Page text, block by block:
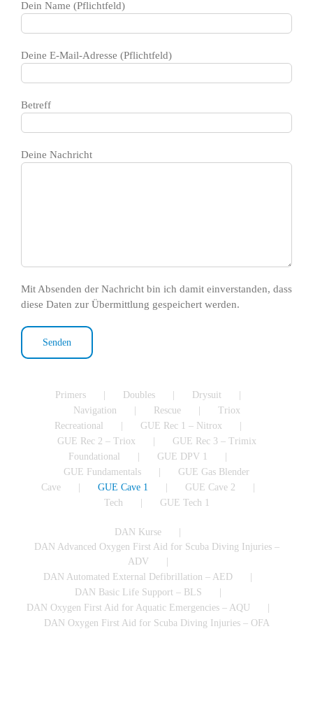
Dein Name (Pflichtfeld)
Deine E-Mail-Adresse (Pflichtfeld)
Betreff
Deine Nachricht
Mit Absenden der Nachricht bin ich damit einverstanden, dass
diese Daten zur Übermittlung gespeichert werden.
Primers Doubles
Drysuit
Navigation
Rescue
Triox
Recreational
GUE Rec 1 – Nitrox
GUE Rec 2 – Triox
GUE Rec 3 – Trimix
Foundational
GUE DPV 1
GUE Fundamentals
GUE Gas Blender
Cave
GUE Cave 1
GUE Cave 2
Tech
GUE Tech 1
DAN Kurse
DAN Advanced Oxygen First Aid for Scuba Diving Injuries –
ADV
DAN Automated External Defibrillation – AED
DAN Basic Life Support – BLS
DAN Oxygen First Aid for Aquatic Emergencies – AQU
DAN Oxygen First Aid for Scuba Diving Injuries – OFA